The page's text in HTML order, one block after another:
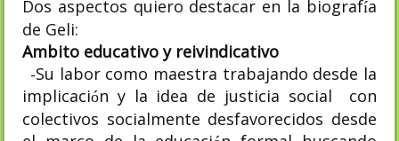
Dos aspectos quiero destacar en la biografía
de Geli:
Ambito educativo y reivindicativo
-Su labor como maestra trabajando desde la
implicación y la idea de justicia social
con
colectivos socialmente desfavorecidos desde